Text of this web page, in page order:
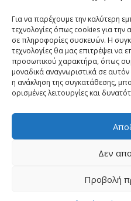
Για να παρέχουμε την καλύτερη
τεχνολογίες όπως cookies για
σε πληροφορίες συσκευών. Η
τεχνολογίες θα μας επιτρέψει να
προσωπικού χαρακτήρα, όπως
μοναδικά αναγνωριστικά σε
η ανάκληση της συγκατάθεσης,
ορισμένες λειτουργίες και
Δεν
Προβολή
Όροι Χρήσης
Επικοινωνία
Vrachaelectrics.gr © 2023 -
Forge